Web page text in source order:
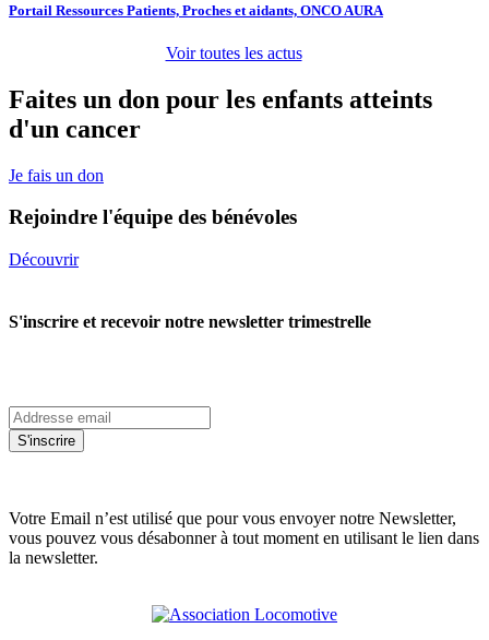
Portail Ressources Patients, Proches et aidants, ONCO AURA
Voir toutes les actus
Faites un don pour les enfants atteints
d'un cancer
Je fais un don
Rejoindre l'équipe des bénévoles
Découvrir
S'inscrire et recevoir notre newsletter trimestrelle
S'inscrire
Votre Email n’est utilisé que pour vous envoyer notre Newsletter,
vous pouvez vous désabonner à tout moment en utilisant le lien dans
la newsletter.